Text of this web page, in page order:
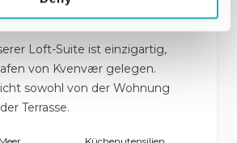
Loft-Suite ist einzigartig,
von Kvenvær gelegen.
sowohl von der Wohnung
Terrasse.